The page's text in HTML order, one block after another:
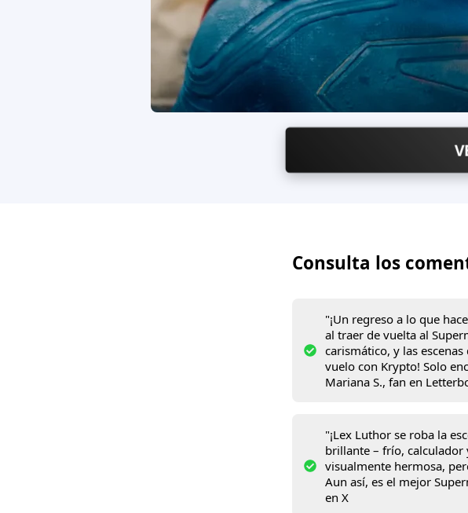
Consulta los
"¡Un regreso a lo que
al traer de vuelta al
carismático, y las
vuelo con Krypto! Solo
Mariana S., fan en
"¡Lex Luthor se roba la
brillante – frío, calculador
visualmente hermosa,
Aun así, es el mejor
en X